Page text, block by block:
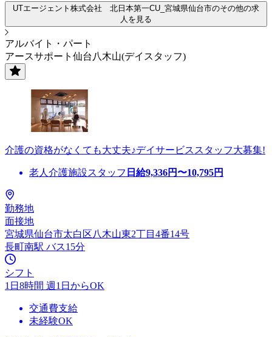
UTエージェント株式会社 北日本第一CU_宮城県仙台市のその他の求
人を見る
アルバイト・パート
アースサポート仙台八木山(デイスタッフ)
介護の資格がなくても大丈夫♪デイサービススタッフ大募集!
老人介護施設スタッフ 日給9,336円〜10,795円
勤務地
面接地
宮城県仙台市太白区八木山東2丁目4番14号
長町南駅 バス15分
シフト
1日8時間 週1日からOK
交通費支給
未経験OK